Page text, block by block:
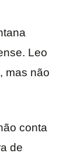
Leo
mas não
conta
de